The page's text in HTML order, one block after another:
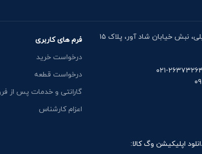
آدرس دفتر: خیابان مقدس اردبیلی، نبش خیابان شاد آور، پلاک ۱۵
فرم های کاربری
درخواست خرید
درخواست قطعه
گارانتی و خدمات پس از
اعزام کارشناس
اپلیکیشن وگ کالا: